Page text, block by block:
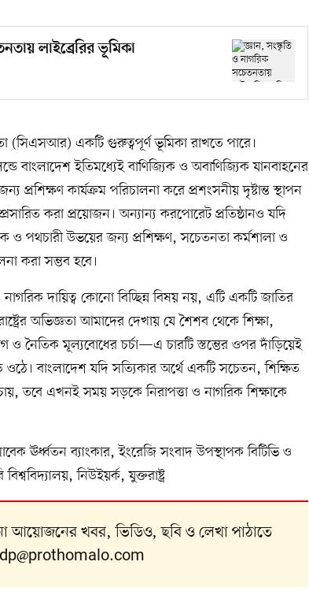
লাইব্রেরির ভূমিকা
(সিএসআর) একটি গুরুত্বপূর্ণ ভূমিকা রাখতে পারে।
বাংলাদেশ ইতিমধ্যেই বাণিজ্যিক ও অবাণিজ্যিক যানবাহনের
প্রশিক্ষণ কার্যক্রম পরিচালনা করে প্রশংসনীয় দৃষ্টান্ত স্থাপন
করা প্রয়োজন। অন্যান্য করপোরেট প্রতিষ্ঠানও যদি
পথচারী উভয়ের জন্য প্রশিক্ষণ, সচেতনতা কর্মশালা ও
করা সম্ভব হবে।
দায়িত্ব কোনো বিচ্ছিন্ন বিষয় নয়, এটি একটি জাতির
অভিজ্ঞতা আমাদের দেখায় যে শৈশব থেকে শিক্ষা,
নৈতিক মূল্যবোধের চর্চা—এ চারটি স্তম্ভের ওপর দাঁড়িয়েই
বাংলাদেশ যদি সত্যিকার অর্থে একটি সচেতন, শিক্ষিত
তবে এখনই সময় সড়কে নিরাপত্তা ও নাগরিক শিক্ষাকে
ঊর্ধ্বতন ব্যাংকার, ইংরেজি সংবাদ উপস্থাপক বিটিভি ও
নিউইয়র্ক, যুক্তরাষ্ট্র
আয়োজনের খবর, ভিডিও, ছবি ও লেখা পাঠাতে
dp@prothomalo.com